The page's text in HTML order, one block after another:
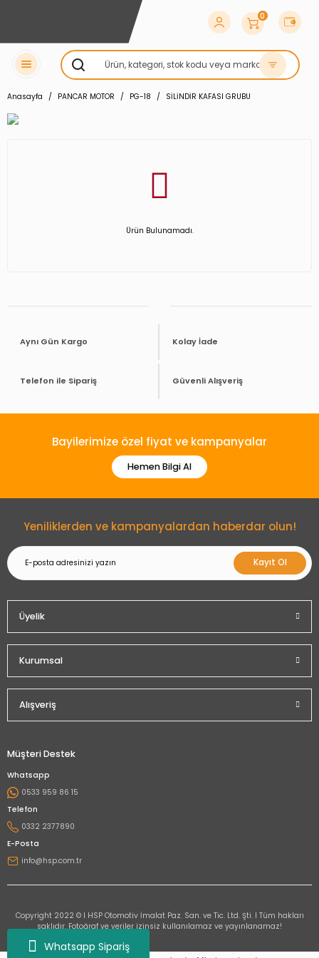
Whatsapp Sipariş
0
Anasayfa PANCAR MOTOR PG-18 SİLİNDİR KAFASI GRUBU
Ürün Bulunamadı.
Aynı Gün Kargo Kolay İade
Telefon ile Sipariş Güvenli Alışveriş
Bayilerimize özel fiyat ve kampanyalar
Hemen Bilgi Al
Yeniliklerden ve kampanyalardan haberdar olun!
Kayıt Ol
Üyelik
Kurumsal
Alışveriş
Müşteri Destek
Whatsapp
0533 959 86 15
Telefon
0332 2377890
E-Posta
info@hsp.com.tr
Copyright 2022 © I HSP Otomotiv İmalat Paz. San. ve Tic. Ltd. Şti. I Tüm hakları
saklıdır. Fotoğraf ve veriler izinsiz kullanılamaz ve yayınlanamaz!